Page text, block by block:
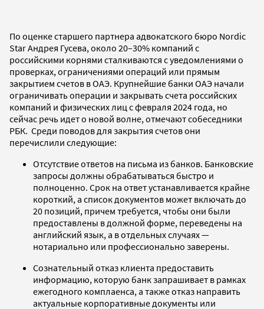
По оценке старшего партнера адвокатского бюро Nordic
Star Андрея Гусева, около 20–30% компаний с
российскими корнями сталкиваются с уведомлениями о
проверках, ограничениями операций или прямым
закрытием счетов в ОАЭ. Крупнейшие банки ОАЭ начали
ограничивать операции и закрывать счета российских
компаний и физических лиц с февраля 2024 года, но
сейчас речь идет о новой волне, отмечают собеседники
РБК. Среди поводов для закрытия счетов они
перечислили следующие:
Отсутствие ответов на письма из банков. Банковские
запросы должны обрабатываться быстро и
полноценно. Срок на ответ устанавливается крайне
короткий, а список документов может включать до
20 позиций, причем требуется, чтобы они были
предоставлены в должной форме, переведены на
английский язык, а в отдельных случаях —
нотариально или профессионально заверены.
Сознательный отказ клиента предоставить
информацию, которую банк запрашивает в рамках
ежегодного комплаенса, а также отказ направить
актуальные корпоративные документы или